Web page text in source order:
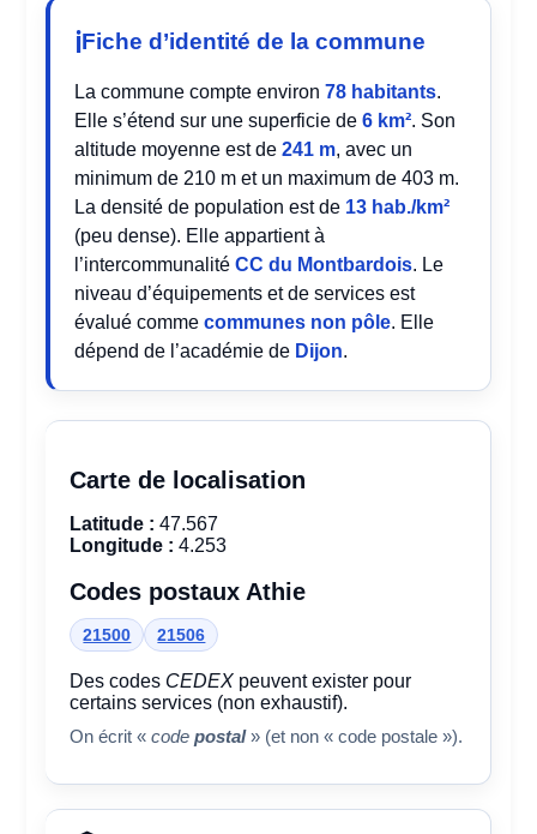
Fiche d’identité de la commune
La commune compte environ78 habitants.
Elle s’étend sur une superficie de6 km². Son
altitude moyenne est de241 m, avec un
minimum de 210 m et un maximum de 403 m.
La densité de population est de 13 hab./km²
(peu dense). Elle appartient à
l’intercommunalitéCC du Montbardois. Le
niveau d’équipements et de services est
évalué commecommunes non pôle. Elle
dépend de l’académie de Dijon.
Carte de localisation
Latitude : 47.567
Longitude : 4.253
Codes postaux Athie
21500 21506
Des codes CEDEX peuvent exister pour
certains services (non exhaustif).
On écrit «codepostal» (et non « code postale »).